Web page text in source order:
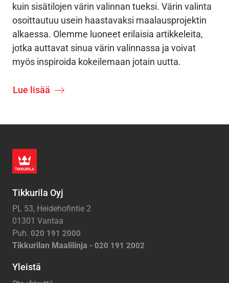
kuin sisätilojen värin valinnan tueksi. Värin valinta
osoittautuu usein haastavaksi maalausprojektin
alkaessa. Olemme luoneet erilaisia artikkeleita,
jotka auttavat sinua värin valinnassa ja voivat
myös inspiroida kokeilemaan jotain uutta.
Lue lisää
Tikkurila Oyj
PL 53, Heidehofintie 2
01301 Vantaa
Puh. 020 191 2000
Tikkurilan Maalilinja - 020 191 2002
Yleistä